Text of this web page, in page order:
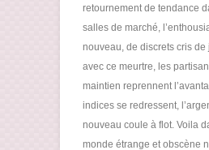
retournement de tendance
salles de marché,
nouveau, de discrets cris de
avec ce meurtre, les
maintien reprennent
indices se redressent,
nouveau coule à flot. Voila
monde étrange et obscène